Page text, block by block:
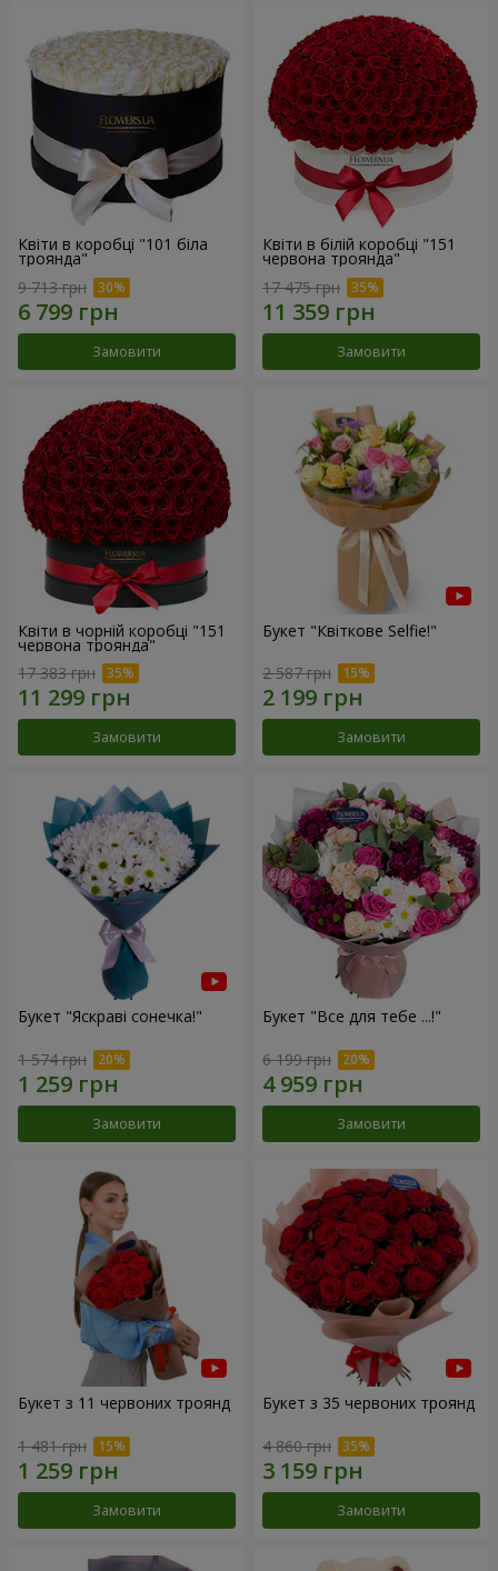
Квіти в коробці "101 біла
троянда"
9 713 грн
Замовити
Квіти в білій коробці "151
червона троянда"
17 475 грн
Замовити
Квіти в чорній коробці "151
червона троянда"
17 383 грн
Замовити
Букет "Квіткове Selfie!"
2 587 грн
Замовити
Букет "Яскраві сонечка!"
1 574 грн
Замовити
Букет "Все для тебе ...!"
6 199 грн
Замовити
Букет з 11 червоних троянд
1 481 грн
Замовити
Букет з 35 червоних троянд
4 860 грн
Замовити